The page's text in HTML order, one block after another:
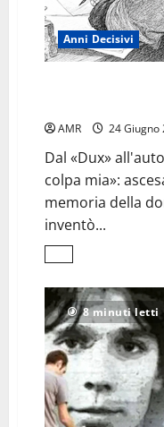
Anni Decisivi
AMR 24 Giugno
Dal «Dux»
colpa mia»:
memoria della
inventò...
Leggi
più
su
Margherita
Sarfatti,
<br>l’inventrice
del
mito
8 minuti letti